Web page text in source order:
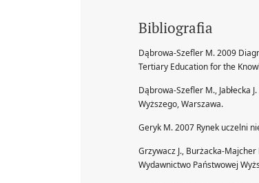
Bibliografia
Dąbrowa-Szefler M. 2009
Tertiary Education for the
Dąbrowa-Szefler M., Jabłecka
Wyższego, Warszawa.
Geryk M. 2007 Rynek uczelni
Grzywacz J., Burżacka-
Wydawnictwo Państwowej